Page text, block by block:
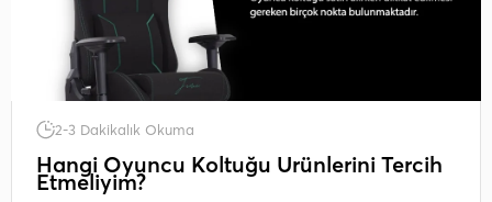
2-3 Dakikalık Okuma
Hangi Oyuncu Koltuğu Ürünlerini Tercih
Etmeliyim?